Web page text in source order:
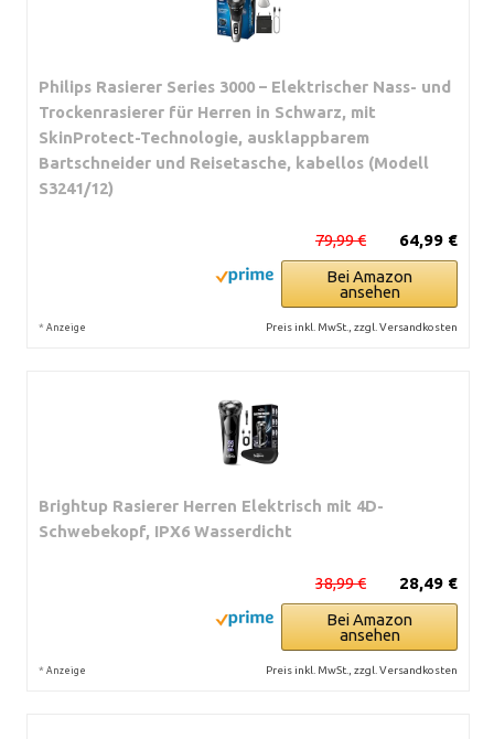
Philips Rasierer Series 3000 – Elektrischer Nass- und
Trockenrasierer für Herren in Schwarz, mit
SkinProtect-Technologie, ausklappbarem
Bartschneider und Reisetasche, kabellos (Modell
S3241/12)
64,99 €
79,99 €
Bei Amazon
ansehen
* Anzeige Preis inkl. MwSt., zzgl. Versandkosten
Brightup Rasierer Herren Elektrisch mit 4D-
Schwebekopf, IPX6 Wasserdicht
28,49 €
38,99 €
Bei Amazon
ansehen
* Anzeige Preis inkl. MwSt., zzgl. Versandkosten